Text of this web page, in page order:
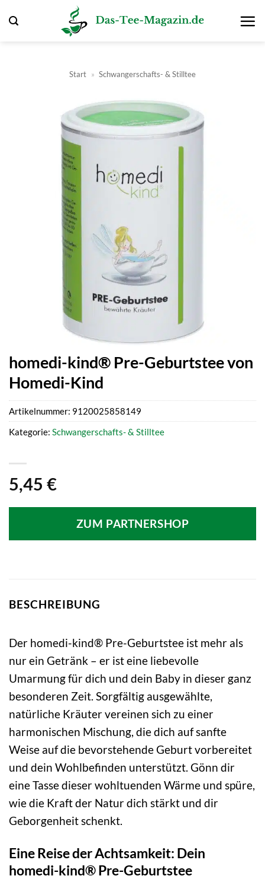
Inhalt
Start » Schwangerschafts- & Stilltee
homedi-kind® Pre-Geburtstee von
Homedi-Kind
5,45 €
ZUM PARTNERSHOP
Artikelnummer: 9120025858149
Kategorie: Schwangerschafts- & Stilltee
BESCHREIBUNG
Der homedi-kind® Pre-Geburtstee ist mehr als
nur ein Getränk – er ist eine liebevolle
Umarmung für dich und dein Baby in dieser ganz
besonderen Zeit. Sorgfältig ausgewählte,
natürliche Kräuter vereinen sich zu einer
harmonischen Mischung, die dich auf sanfte
Weise auf die bevorstehende Geburt vorbereitet
und dein Wohlbefinden unterstützt. Gönn dir
eine Tasse dieser wohltuenden Wärme und spüre,
wie die Kraft der Natur dich stärkt und dir
Geborgenheit schenkt.
Eine Reise der Achtsamkeit: Dein
homedi-kind® Pre-Geburtstee